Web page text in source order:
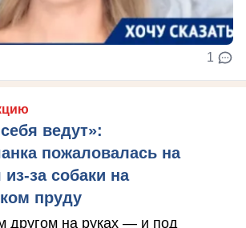
1
ведут»:
пожаловалась на
за собаки на
пруду
другом на руках — и под